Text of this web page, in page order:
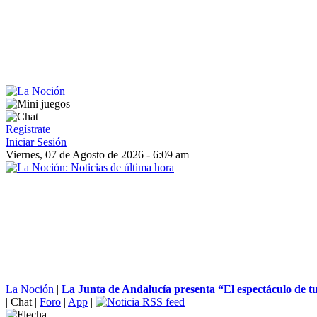
Regístrate
Iniciar Sesión
Viernes, 07 de Agosto de 2026 - 6:09 am
La Noción | La Junta de Andalucía presenta “El espectáculo de
| Chat | Foro | App |